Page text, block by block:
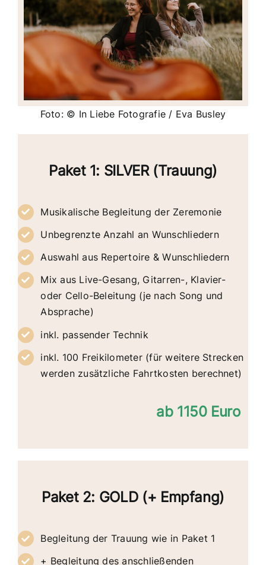
Foto: © In Liebe Fotografie / Eva Busley
Paket 1: SILVER (Trauung)
Musikalische Begleitung der Zeremonie
Unbegrenzte Anzahl an Wunschliedern
Auswahl aus Repertoire & Wunschliedern
Mix aus Live-Gesang, Gitarren-, Klavier-
oder Cello-Beleitung (je nach Song und
Absprache)
inkl. passender Technik
inkl. 100 Freikilometer (für weitere Strecken
werden zusätzliche Fahrtkosten berechnet)
ab 1150 Euro
Paket 2: GOLD (+ Empfang)
Begleitung der Trauung wie in Paket 1
+ Begleitung des anschließenden